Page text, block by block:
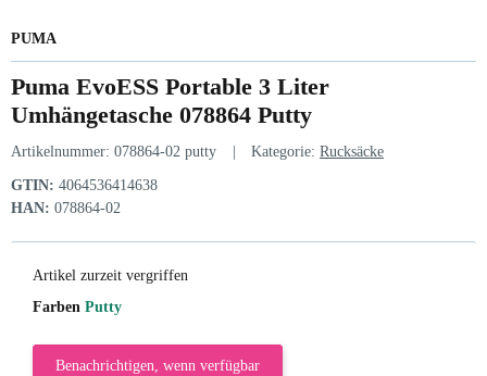
PUMA
Puma EvoESS Portable 3 Liter
Umhängetasche 078864 Putty
Artikelnummer: 078864-02 putty Kategorie: Rucksäcke
GTIN: 4064536414638
HAN: 078864-02
Artikel zurzeit vergriffen
Farben Putty
Benachrichtigen, wenn verfügbar